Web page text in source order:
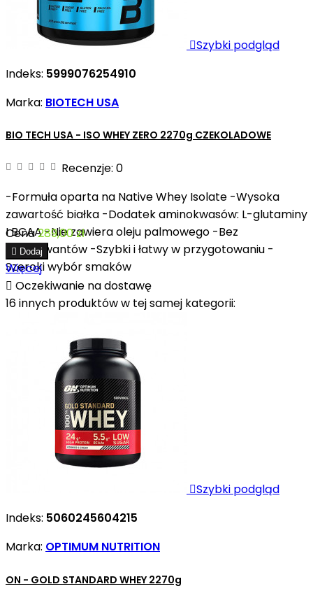
Szybki podgląd
Indeks: 5999076254910
Marka: BIOTECH USA
BIO TECH USA - ISO WHEY ZERO 2270g CZEKOLADOWE
Recenzje: 0
-Formuła oparta na Native Whey Isolate -Wysoka
zawartość białka -Dodatek aminokwasów: L-glutaminy
I BCAA -Nie zawiera oleju palmowego -Bez
konserwantów -Szybki i łatwy w przygotowaniu -
Szeroki wybór smaków
Cena289,00 zł
 Dodaj
Więcej
 Oczekiwanie na dostawę
16 innych produktów w tej samej kategorii:
Szybki podgląd
Indeks: 5060245604215
Marka: OPTIMUM NUTRITION
ON - GOLD STANDARD WHEY 2270g